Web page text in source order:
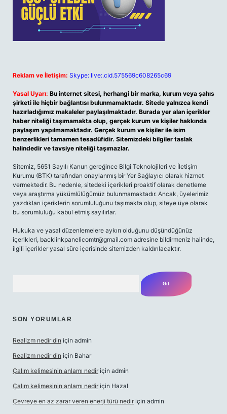
Reklam ve İletişim: Skype: live:.cid.575569c608265c69
Yasal Uyarı: Bu internet sitesi, herhangi bir marka, kurum veya şahıs
şirketi ile hiçbir bağlantısı bulunmamaktadır. Sitede yalnızca kendi
hazırladığımız makaleler paylaşılmaktadır. Burada yer alan içerikler
haber niteliği taşımamakta olup, gerçek kurum ve kişiler hakkında
paylaşım yapılmamaktadır. Gerçek kurum ve kişiler ile isim
benzerlikleri tamamen tesadüfidir. Sitemizdeki bilgiler taslak
halindedir ve tavsiye niteliği taşımazlar.
Sitemiz, 5651 Sayılı Kanun gereğince Bilgi Teknolojileri ve İletişim
Kurumu (BTK) tarafından onaylanmış bir Yer Sağlayıcı olarak hizmet
vermektedir. Bu nedenle, sitedeki içerikleri proaktif olarak denetleme
veya araştırma yükümlülüğümüz bulunmamaktadır. Ancak, üyelerimiz
yazdıkları içeriklerin sorumluluğunu taşımakta olup, siteye üye olarak
bu sorumluluğu kabul etmiş sayılırlar.
Hukuka ve yasal düzenlemelere aykırı olduğunu düşündüğünüz
içerikleri, backlinkpanelicomtr@gmail.com adresine bildirmeniz halinde,
ilgili içerikler yasal süre içerisinde sitemizden kaldırılacaktır.
SON YORUMLAR
Realizm nedir din için admin
Realizm nedir din için Bahar
Çalım kelimesinin anlamı nedir için admin
Çalım kelimesinin anlamı nedir için Hazal
Çevreye en az zarar veren enerji türü nedir için admin